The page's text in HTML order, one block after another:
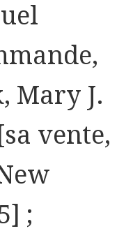
Mary J.
vente,
;